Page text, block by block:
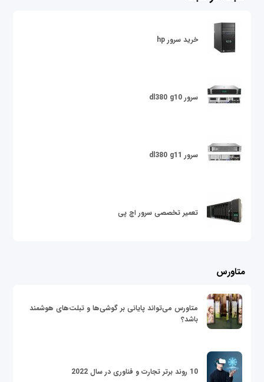
خرید سرور hp
سرور dl380 g10
سرور dl380 g11
تعمیر تخصصی سرور اچ پی
متاورس
متاورس می‌تواند پایانی بر گوشی‌ها و تبلت‌های هوشمند
باشد؟
10 روند برتر تجارت و فناوری در سال 2022